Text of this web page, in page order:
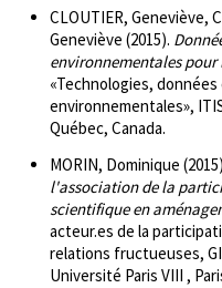
CLOUTIER, Geneviève,
Geneviève (2015).
environnementales
«Technologies,
environnementales»,
Québec, Canada.
MORIN, Dominique
l'association de la
scientifique en
acteur.es de la
relations fructueuses,
Université Paris VIII ,